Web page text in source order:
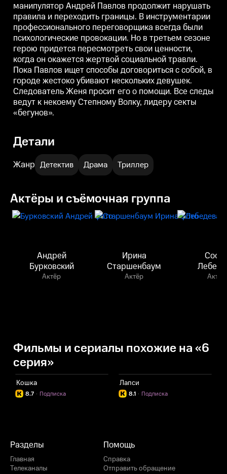
жертвой социальной травли.
Пока Павлов ищет способы
договориться с собой, в городе
жестоко убивают нескольких
девушек. Следователь Женя
просит его о помощи. Все следы
ведут к некоему Степному
Волку, лидеру секты «бегунов».
жертвой социальной травли.
Пока Павлов ищет способы
договориться с собой, в городе
жестоко убивают нескольких
девушек. Следователь Женя
просит его о помощи. Все следы
ведут к некоему Степному
Волку, лидеру секты «бегунов».
манипулятор Андрей Павлов продолжит нарушать
правила и переходить границы. В инструментарии
профессионального переговорщика всегда были
психологические провокации. Но в третьем сезоне
герою придется пересмотреть свои ценности,
когда он окажется жертвой социальной травли.
Пока Павлов ищет способы договориться с собой, в
городе жестоко убивают нескольких девушек.
Следователь Женя просит его о помощи. Все следы
ведут к некоему Степному Волку, лидеру секты
«бегунов».
Детали
Жанр Детектив Драма Триллер
Актёры и съёмочная группа
Андрей
Бурковский
Актёр
Ирина
Старшенбаум
Актёр Актёр
Фильмы и сериалы похожие на «6
серия»
Кошка
8.7 Подписка
·
Лапси
8.1 Подписка
·
Разделы
Главная
Телеканалы
Помощь
Справка
Отправить обращение